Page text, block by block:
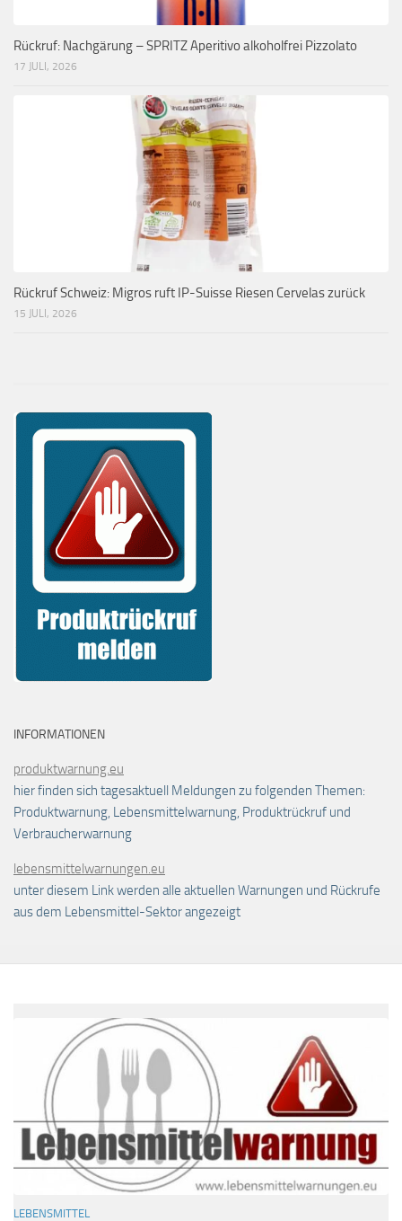
Rückruf: Nachgärung – SPRITZ Aperitivo alkoholfrei Pizzolato
17 JULI, 2026
Rückruf Schweiz: Migros ruft IP-Suisse Riesen Cervelas zurück
15 JULI, 2026
INFORMATIONEN
produktwarnung.eu
hier finden sich tagesaktuell Meldungen zu folgenden Themen:
Produktwarnung, Lebensmittelwarnung, Produktrückruf und
Verbraucherwarnung
lebensmittelwarnungen.eu
unter diesem Link werden alle aktuellen Warnungen und Rückrufe
aus dem Lebensmittel-Sektor angezeigt
LEBENSMITTEL